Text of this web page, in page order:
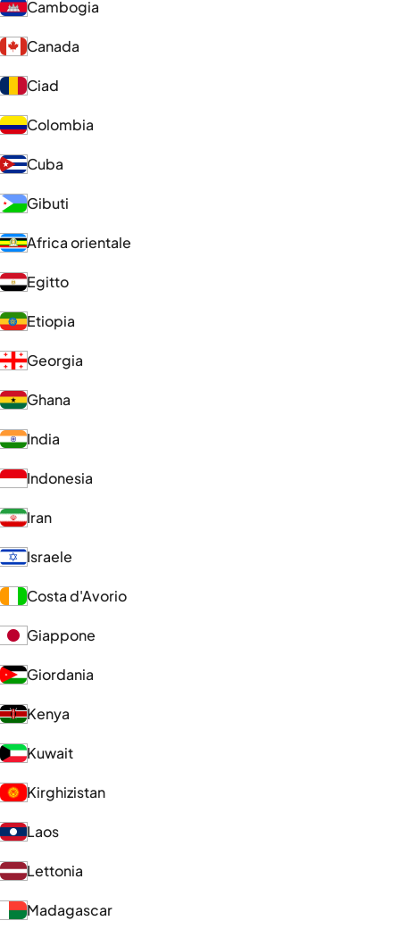
Cambogia
Canada
Ciad
Colombia
Cuba
Gibuti
Africa orientale
Egitto
Etiopia
Georgia
Ghana
India
Indonesia
Iran
Israele
Costa d'Avorio
Giappone
Giordania
Kenya
Kuwait
Kirghizistan
Laos
Lettonia
Madagascar